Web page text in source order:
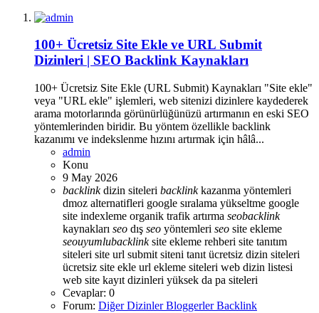
100+ Ücretsiz Site Ekle ve URL Submit
Dizinleri | SEO Backlink Kaynakları
100+ Ücretsiz Site Ekle (URL Submit) Kaynakları "Site ekle"
veya "URL ekle" işlemleri, web sitenizi dizinlere kaydederek
arama motorlarında görünürlüğünüzü artırmanın en eski SEO
yöntemlerinden biridir. Bu yöntem özellikle backlink
kazanımı ve indekslenme hızını artırmak için hâlâ...
admin
Konu
9 May 2026
backlinkdizin siteleri backlinkkazanma yöntemleri
dmoz alternatifleri google sıralama yükseltme google
site indexleme organik trafik artırma seobacklink
kaynakları seo dış seo yöntemleri seo site ekleme
seouyumlubacklinksite ekleme rehberi site tanıtım
siteleri site url submit siteni tanıt ücretsiz dizin siteleri
ücretsiz site ekle url ekleme siteleri web dizin listesi
web site kayıt dizinleri yüksek da pa siteleri
Cevaplar: 0
Forum: Diğer Dizinler Bloggerler Backlink